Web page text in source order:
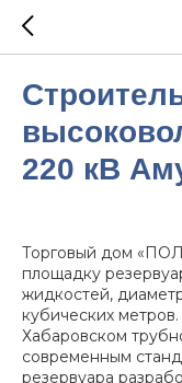
220 кВ
Торговый дом
площадку
жидкостей,
кубических
Хабаровском
современным
резервуара